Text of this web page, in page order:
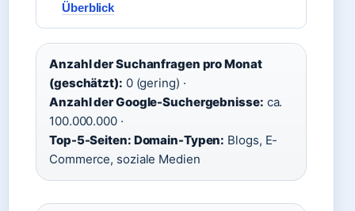
Überblick
Anzahl der Suchanfragen pro Monat
(geschätzt): 0 (gering) ·
Anzahl der Google-Suchergebnisse: ca.
100.000.000 ·
Top-5-Seiten: Domain-Typen: Blogs, E-
Commerce, soziale Medien